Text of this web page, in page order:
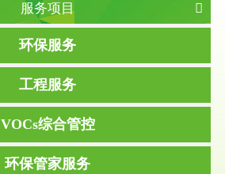
服务项目
环保服务
工程服务
VOCs综合管控
环保管家服务